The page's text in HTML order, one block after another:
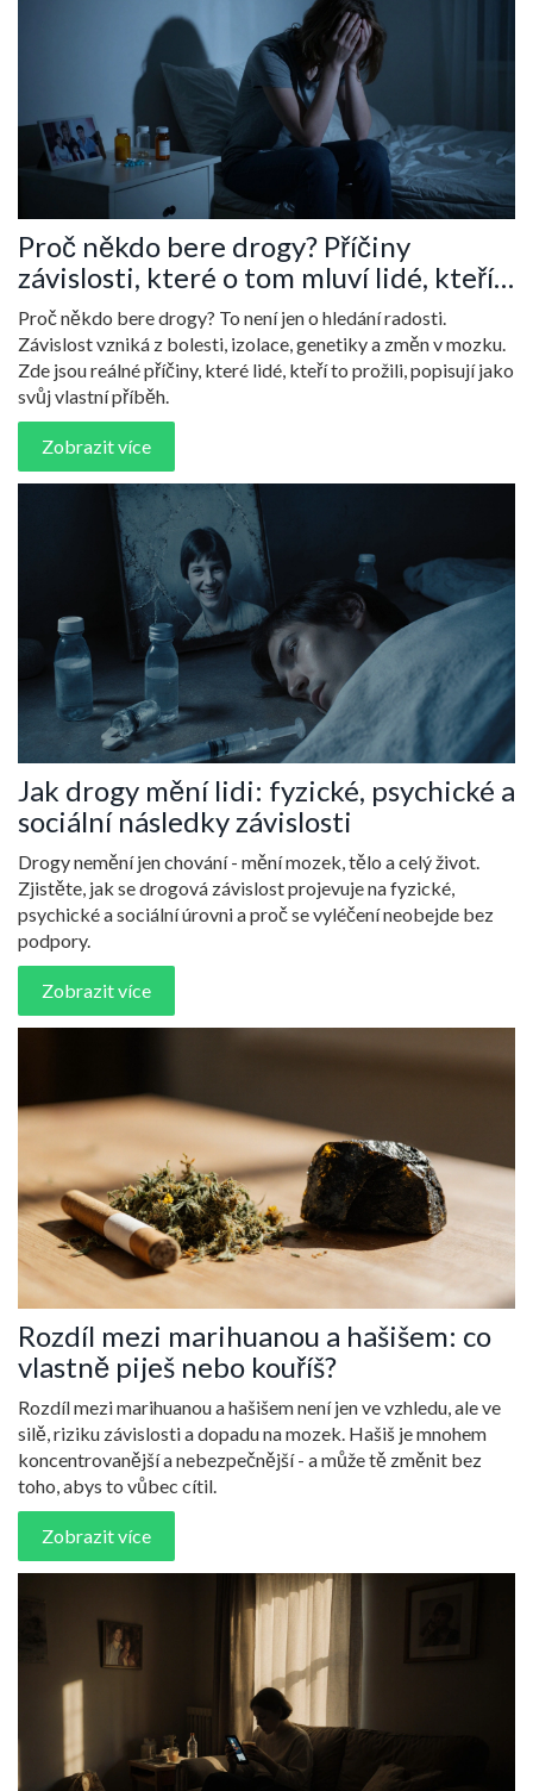
Proč někdo bere drogy? Příčiny
závislosti, které o tom mluví lidé, kteří
to prožili
Proč někdo bere drogy? To není jen o hledání radosti.
Závislost vzniká z bolesti, izolace, genetiky a změn v mozku.
Zde jsou reálné příčiny, které lidé, kteří to prožili, popisují jako
svůj vlastní příběh.
Zobrazit více
Jak drogy mění lidi: fyzické, psychické a
sociální následky závislosti
Drogy nemění jen chování - mění mozek, tělo a celý život.
Zjistěte, jak se drogová závislost projevuje na fyzické,
psychické a sociální úrovni a proč se vyléčení neobejde bez
podpory.
Zobrazit více
Rozdíl mezi marihuanou a hašišem: co
vlastně piješ nebo kouříš?
Rozdíl mezi marihuanou a hašišem není jen ve vzhledu, ale ve
silě, riziku závislosti a dopadu na mozek. Hašiš je mnohem
koncentrovanější a nebezpečnější - a může tě změnit bez
toho, abys to vůbec cítil.
Zobrazit více